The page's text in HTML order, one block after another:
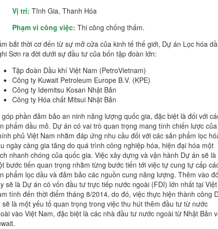
Vị trí: Tĩnh Gia, Thanh Hóa
Phạm vi công việc: Thi công chống thấm.
bắt thời cơ đến từ sự mở cửa của kinh tế thế giới, Dự án Lọc hóa
Sơn ra đời dưới sự đầu tư của bốn tập đoàn lớn:
Tập đoàn Dầu khí Việt Nam (PetroVietnam)
Công ty Kuwait Petroleum Europe B.V. (KPE)
Công ty Idemitsu Kosan Nhật Bản
Công ty Hóa chất Mitsui Nhật Bản
góp phần đảm bảo an ninh năng lượng quốc gia, đặc biệt là đối với
phẩm dầu mỏ. Dự án có vai trò quan trọng mang tính chiến lược của
phủ Việt Nam nhằm đáp ứng nhu cầu đối với các sản phẩm lọc
ngày càng gia tăng do quá trình công nghiệp hóa, hiện đại hóa một
nhanh chóng của quốc gia. Việc xây dựng và vận hành Dự án sẽ là
bước tiến quan trọng nhằm từng bước tiến tới việc tự cung tự cấp
phẩm lọc dầu và đảm bảo các nguồn cung năng lượng. Thêm vào
sẽ là Dự án có vốn đầu tư trực tiếp nước ngoài (FDI) lớn nhất tại Việt
tính đến thời điểm tháng 8/2014, do đó, việc thực hiện thành công
sẽ là một yếu tố quan trọng trong việc thu hút thêm đầu tư từ nước
vào Việt Nam, đặc biệt là các nhà đầu tư nước ngoài từ Nhật Bản